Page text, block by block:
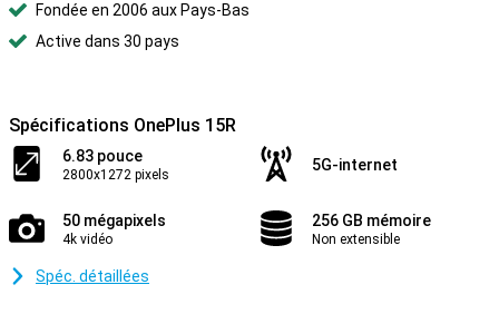
Fondée en 2006 aux Pays-Bas
Active dans 30 pays
Spécifications OnePlus 15R
6.83 pouce
2800x1272 pixels
5G-internet
50 mégapixels
4k vidéo
256 GB mémoire
Non extensible
Spéc. détaillées